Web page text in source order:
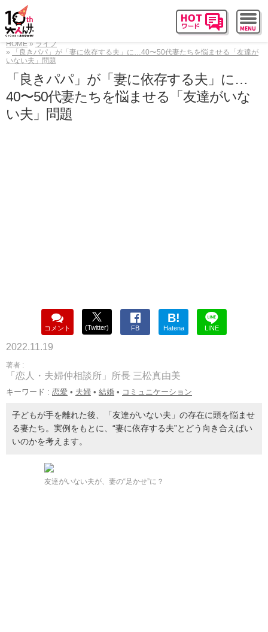
HOME
ライフ
「良きパパ」が「妻に依存する夫」に…40〜50代妻たちを悩ませる「友達が
いない夫」問題
「良きパパ」が「妻に依存する夫」に…
40〜50代妻たちを悩ませる「友達がいな
い夫」問題
コメント (Twitter) FB
B!
Hatena LINE
2022.11.19
著者 :
「恋人・夫婦仲相談所」所長 三松真由美
キーワード : 恋愛 • 夫婦 • 結婚 • コミュニケーション
子どもが手を離れた後、「友達がいない夫」の存在に頭を悩ませ
る妻たち。実例をもとに、“妻に依存する夫”とどう向き合えばい
いのかを考えます。
友達がいない夫が、妻の“足かせ”に？